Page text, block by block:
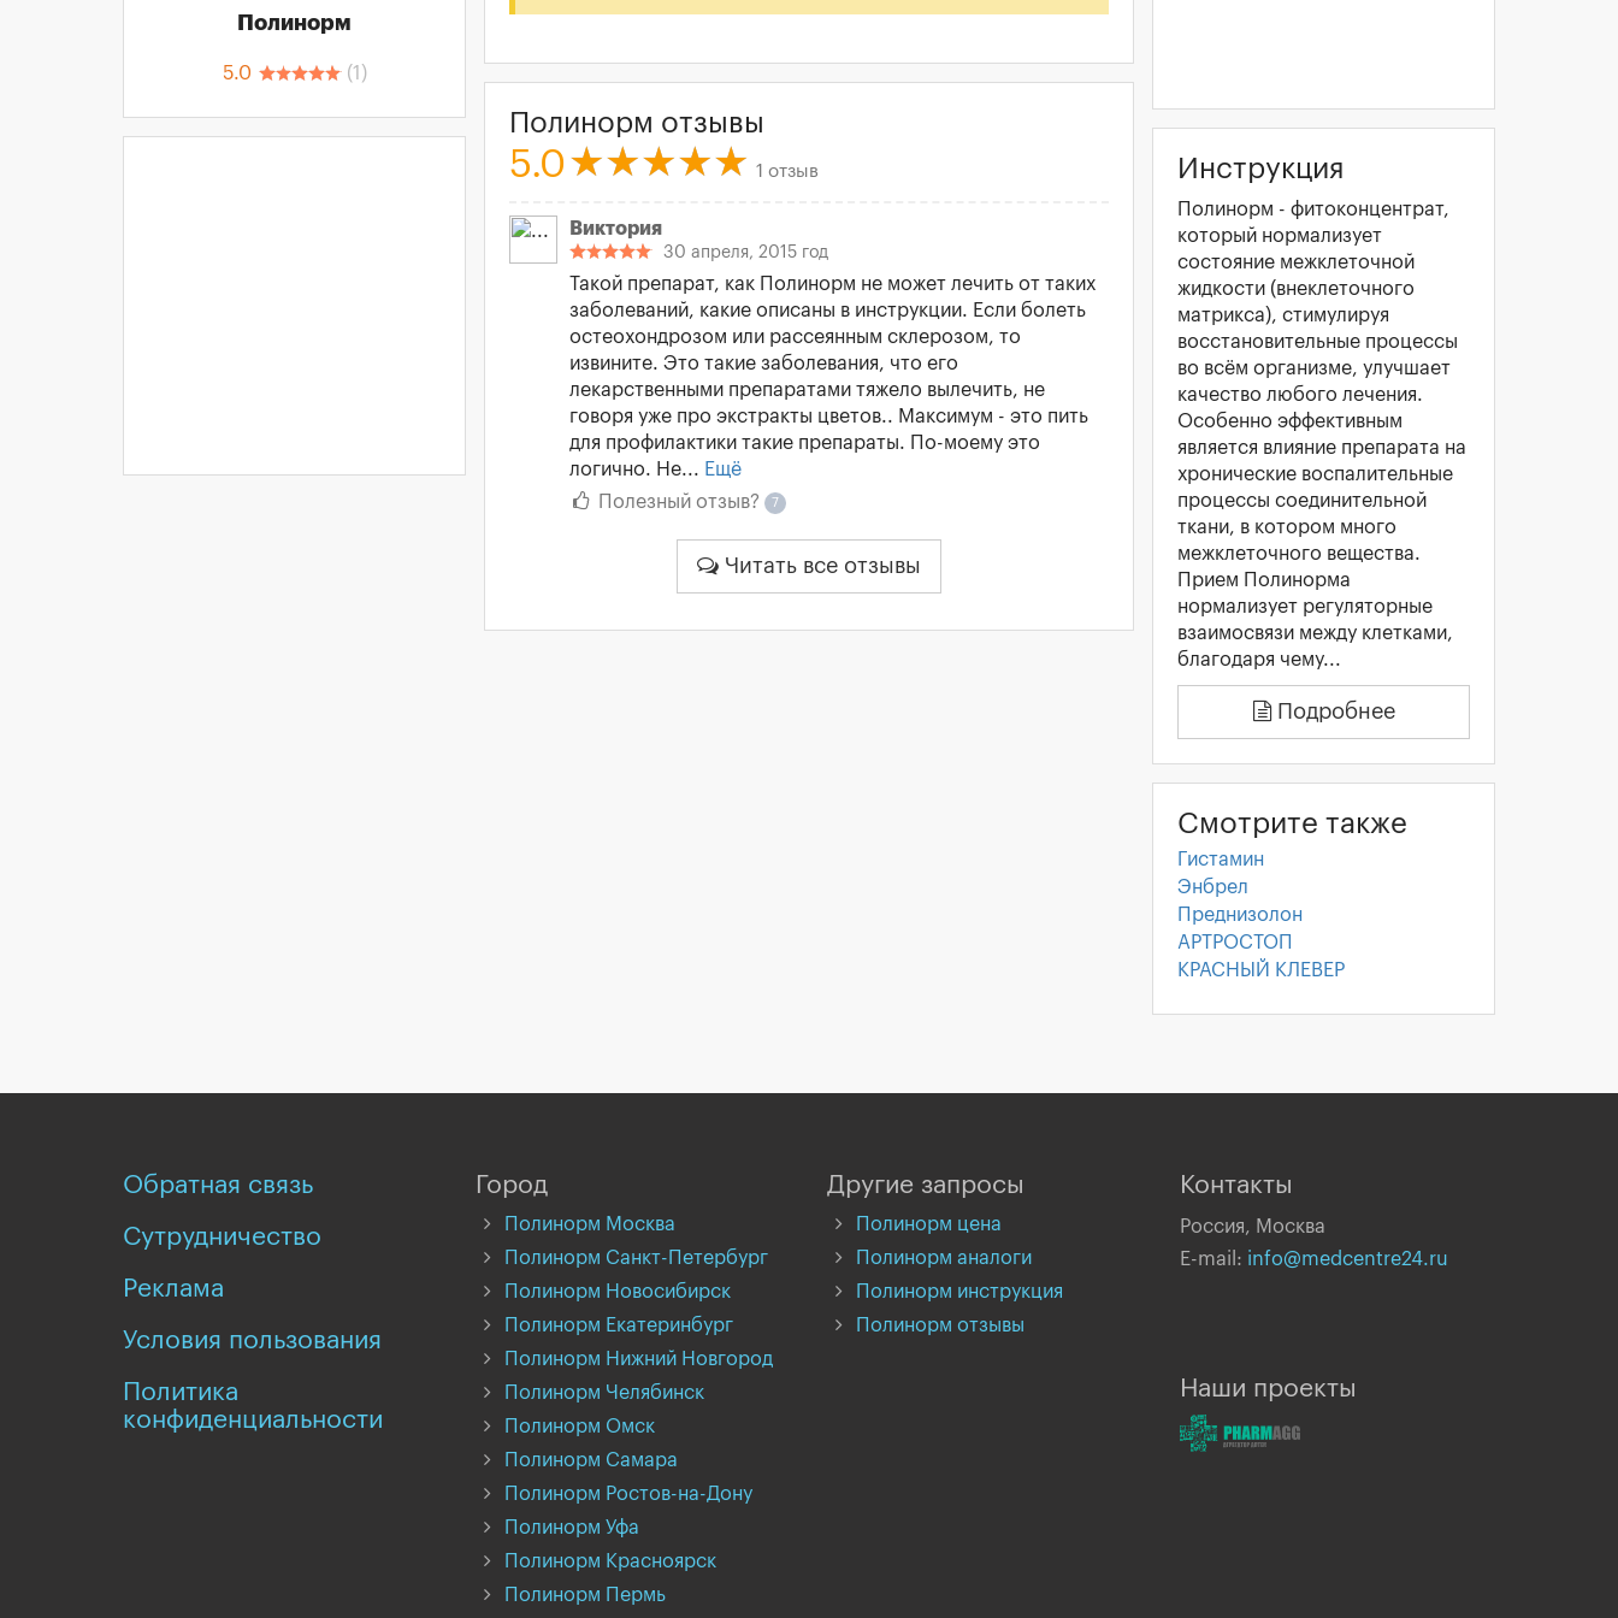
Полинорм
5.0 (1 )
Полинорм отзывы
5.0 1 отзыв
Виктория
30 апреля, 2015 год
Такой препарат, как Полинорм не может лечить от таких
заболеваний, какие описаны в инструкции. Если болеть
остеохондрозом или рассеянным склерозом, то
извините. Это такие заболевания, что его
лекарственными препаратами тяжело вылечить, не
говоря уже про экстракты цветов.. Максимум - это пить
для профилактики такие препараты. По-моему это
логично. Не... Ещё
Полезный отзыв?
7
Читать все отзывы
Инструкция
Полинорм - фитоконцентрат,
который нормализует
состояние межклеточной
жидкости (внеклеточного
матрикса), стимулируя
восстановительные процессы
во всём организме, улучшает
качество любого лечения.
Особенно эффективным
является влияние препарата на
хронические воспалительные
процессы соединительной
ткани, в котором много
межклеточного вещества.
Прием Полинорма
нормализует регуляторные
взаимосвязи между клетками,
благодаря чему...
Подробнее
Смотрите также
Гистамин
Энбрел
Преднизолон
АРТРОСТОП
КРАСНЫЙ КЛЕВЕР
Обратная связь
Сутрудничество
Реклама
Условия пользования
Политика
конфиденциальности
Город
Полинорм Москва
Полинорм Санкт-Петербург
Полинорм Новосибирск
Полинорм Екатеринбург
Полинорм Нижний Новгород
Полинорм Челябинск
Полинорм Омск
Полинорм Самара
Полинорм Ростов-на-Дону
Полинорм Уфа
Полинорм Красноярск
Полинорм Пермь
Другие запросы
Полинорм цена
Полинорм аналоги
Полинорм инструкция
Полинорм отзывы
Контакты
Россия, Москва
E-mail: info@medcentre24.ru
Наши проекты